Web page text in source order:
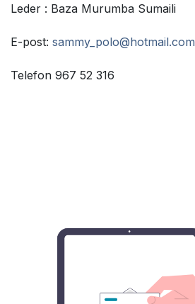
Leder : Baza Murumba Sumaili
E-post: sammy_polo@hotmail.com
Telefon 967 52 316‬